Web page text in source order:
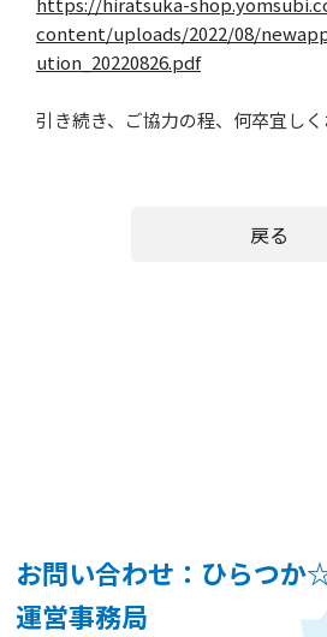
content/uploads/2022/08/
ution_20220826.pdf
引き続き、ご協力の程、何卒宜しく
戻る
お問い合わせ：ひらつか
運営事務局